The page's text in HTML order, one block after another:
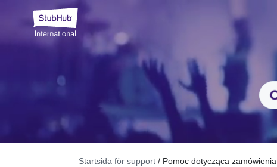
Startsida för support / Pomoc dotycząca zamówienia